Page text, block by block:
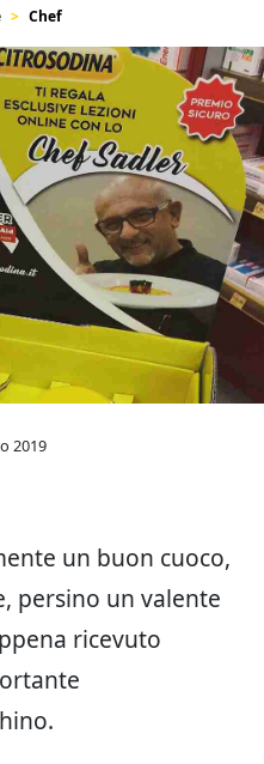
Chef
2019
un buon cuoco,
persino un valente
ricevuto